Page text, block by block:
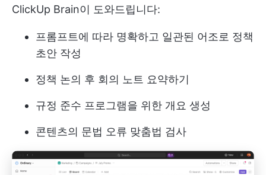
ClickUp Brain이 도와드립니다:
프롬프트에 따라 명확하고 일관된 어조로 정책
초안 작성
정책 논의 후 회의 노트 요약하기
규정 준수 프로그램을 위한 개요 생성
콘텐츠의 문법 오류 맞춤법 검사